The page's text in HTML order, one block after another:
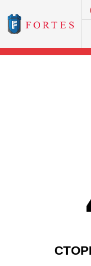
Розумний пошук...
СТОРІ